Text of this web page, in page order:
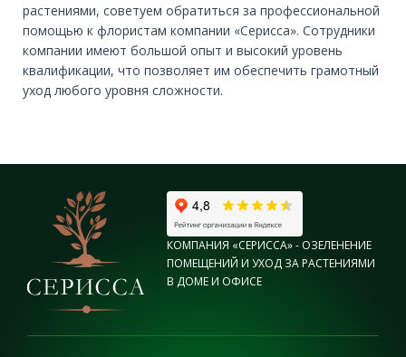
растениями, советуем обратиться за профессиональной
помощью к флористам компании «Серисса». Сотрудники
компании имеют большой опыт и высокий уровень
квалификации, что позволяет им обеспечить грамотный
уход любого уровня сложности.
КОМПАНИЯ «СЕРИССА» - ОЗЕЛЕНЕНИЕ
ПОМЕЩЕНИЙ И УХОД ЗА РАСТЕНИЯМИ
В ДОМЕ И ОФИСЕ